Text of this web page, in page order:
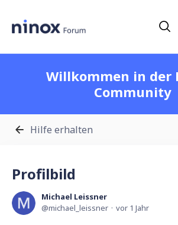
Willkommen in der
Community
Hilfe erhalten
Profilbild
Michael Leissner
michael_leissner
vor 1 Jahr